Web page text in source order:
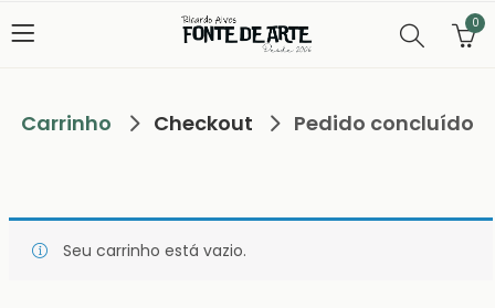
0
Carrinho Checkout Pedido concluído
Seu carrinho está vazio.